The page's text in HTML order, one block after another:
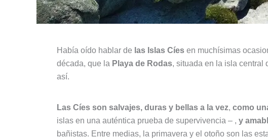
Había oído hablar de las Islas Cíes en muchísimas
década, que la Playa de Rodas, situada en la isla central
así.
Las Cíes son salvajes, duras y bellas a la vez, como
islas en una auténtica prueba de supervivencia – , y
bañistas. Entre medias, la primavera y el otoño son las